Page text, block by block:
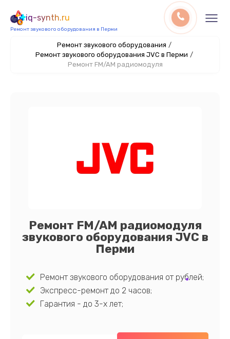
iq-synth.ru
Ремонт звукового оборудования в Перми
Ремонт звукового оборудования /
Ремонт звукового оборудования JVC в Перми /
Ремонт FM/AM радиомодуля
Ремонт FM/AM радиомодуля
звукового оборудования JVC в
Перми
Ремонт звукового оборудования от рублей;
Экспресс-ремонт до 2 часов;
Гарантия - до 3-х лет;